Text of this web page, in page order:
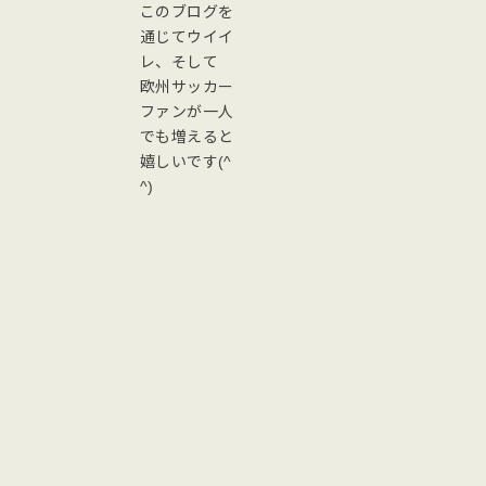
このブログを
通じてウイイ
レ、そして
欧州サッカー
ファンが一人
でも増えると
嬉しいです(^
^)